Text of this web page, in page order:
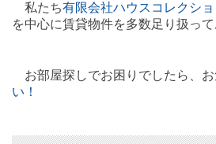
私たち有限会社ハウスコレクショ
を中心に賃貸物件を多数足り扱って
お部屋探しでお困りでしたら、お
い！